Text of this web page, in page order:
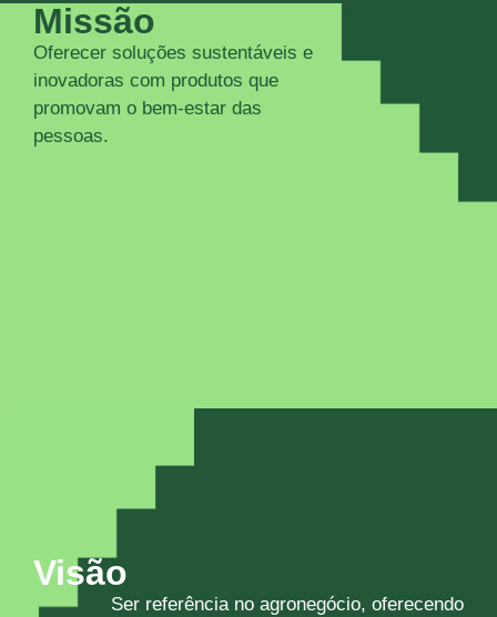
Missão
Oferecer soluções sustentáveis e
inovadoras com produtos que
promovam o bem-estar das
pessoas.
Visão
Ser referência no agronegócio, oferecendo